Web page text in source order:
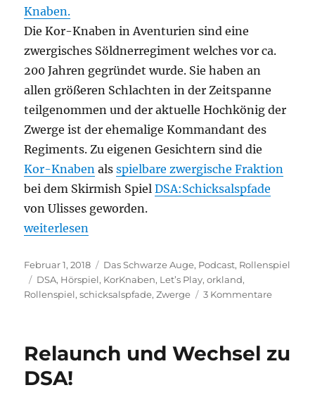
Knaben.
Die Kor-Knaben in Aventurien sind eine
zwergisches Söldnerregiment welches vor ca.
200 Jahren gegründet wurde. Sie haben an
allen größeren Schlachten in der Zeitspanne
teilgenommen und der aktuelle Hochkönig der
Zwerge ist der ehemalige Kommandant des
Regiments. Zu eigenen Gesichtern sind die
Kor-Knaben alsspielbare zwergische Fraktion
bei dem Skirmish SpielDSA:Schicksalspfade
von Ulisses geworden.
„Wer sind die Kor Knaben, und was wird das hier
weiterlesen
Veröffentlicht
am
Februar 1, 2018 Kategorien
Das Schwarze Auge, Podcast, Rollenspiel
Schlagwörter
DSA, Hörspiel, KorKnaben, Let’s Play,orkland,
Rollenspiel,schicksalspfade,Zwerge 3 Kommentarezu
Kor
Relaunch und Wechsel zu
DSA!